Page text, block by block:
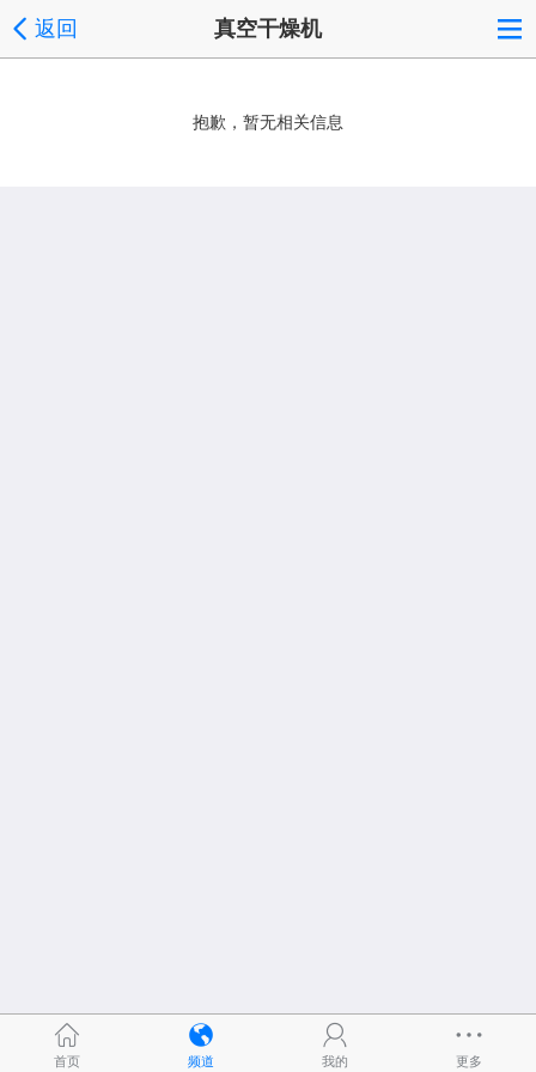
返回 真空干燥机
抱歉，暂无相关信息
首页 频道 我的 更多